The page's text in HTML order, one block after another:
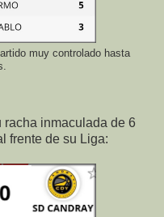
muy controlado hasta
inmaculada de 6
frente de su Liga: